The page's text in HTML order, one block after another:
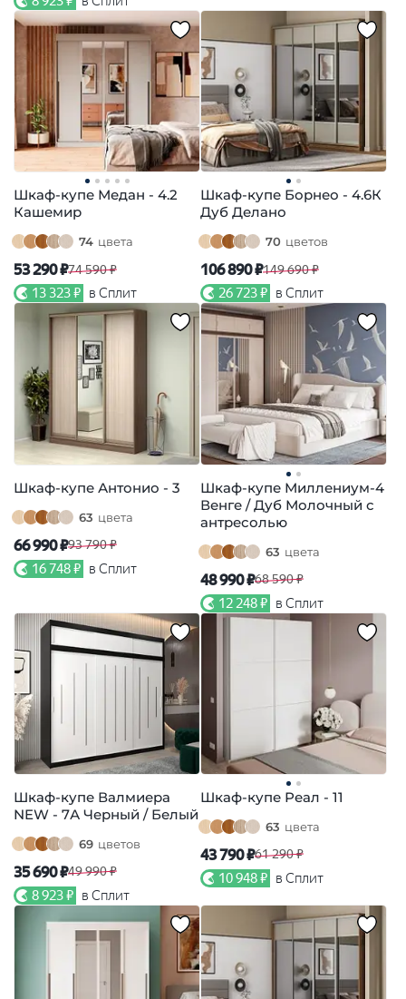
Шкаф-купе Медан - 4.2
Кашемир
74 цвета
53 290 ₽74 590 ₽
13 323 ₽ в Сплит
Шкаф-купе Борнео - 4.6К
Дуб Делано
70 цветов
106 890 ₽149 690 ₽
26 723 ₽ в Сплит
Шкаф-купе Антонио - 3
63 цвета
66 990 ₽93 790 ₽
16 748 ₽ в Сплит
Шкаф-купе Миллениум-4
Венге / Дуб Молочный с
антресолью
63 цвета
48 990 ₽68 590 ₽
12 248 ₽ в Сплит
Шкаф-купе Валмиера
NEW - 7А Черный / Белый
69 цветов
35 690 ₽49 990 ₽
8 923 ₽ в Сплит
Шкаф-купе Реал - 11
63 цвета
43 790 ₽61 290 ₽
10 948 ₽ в Сплит